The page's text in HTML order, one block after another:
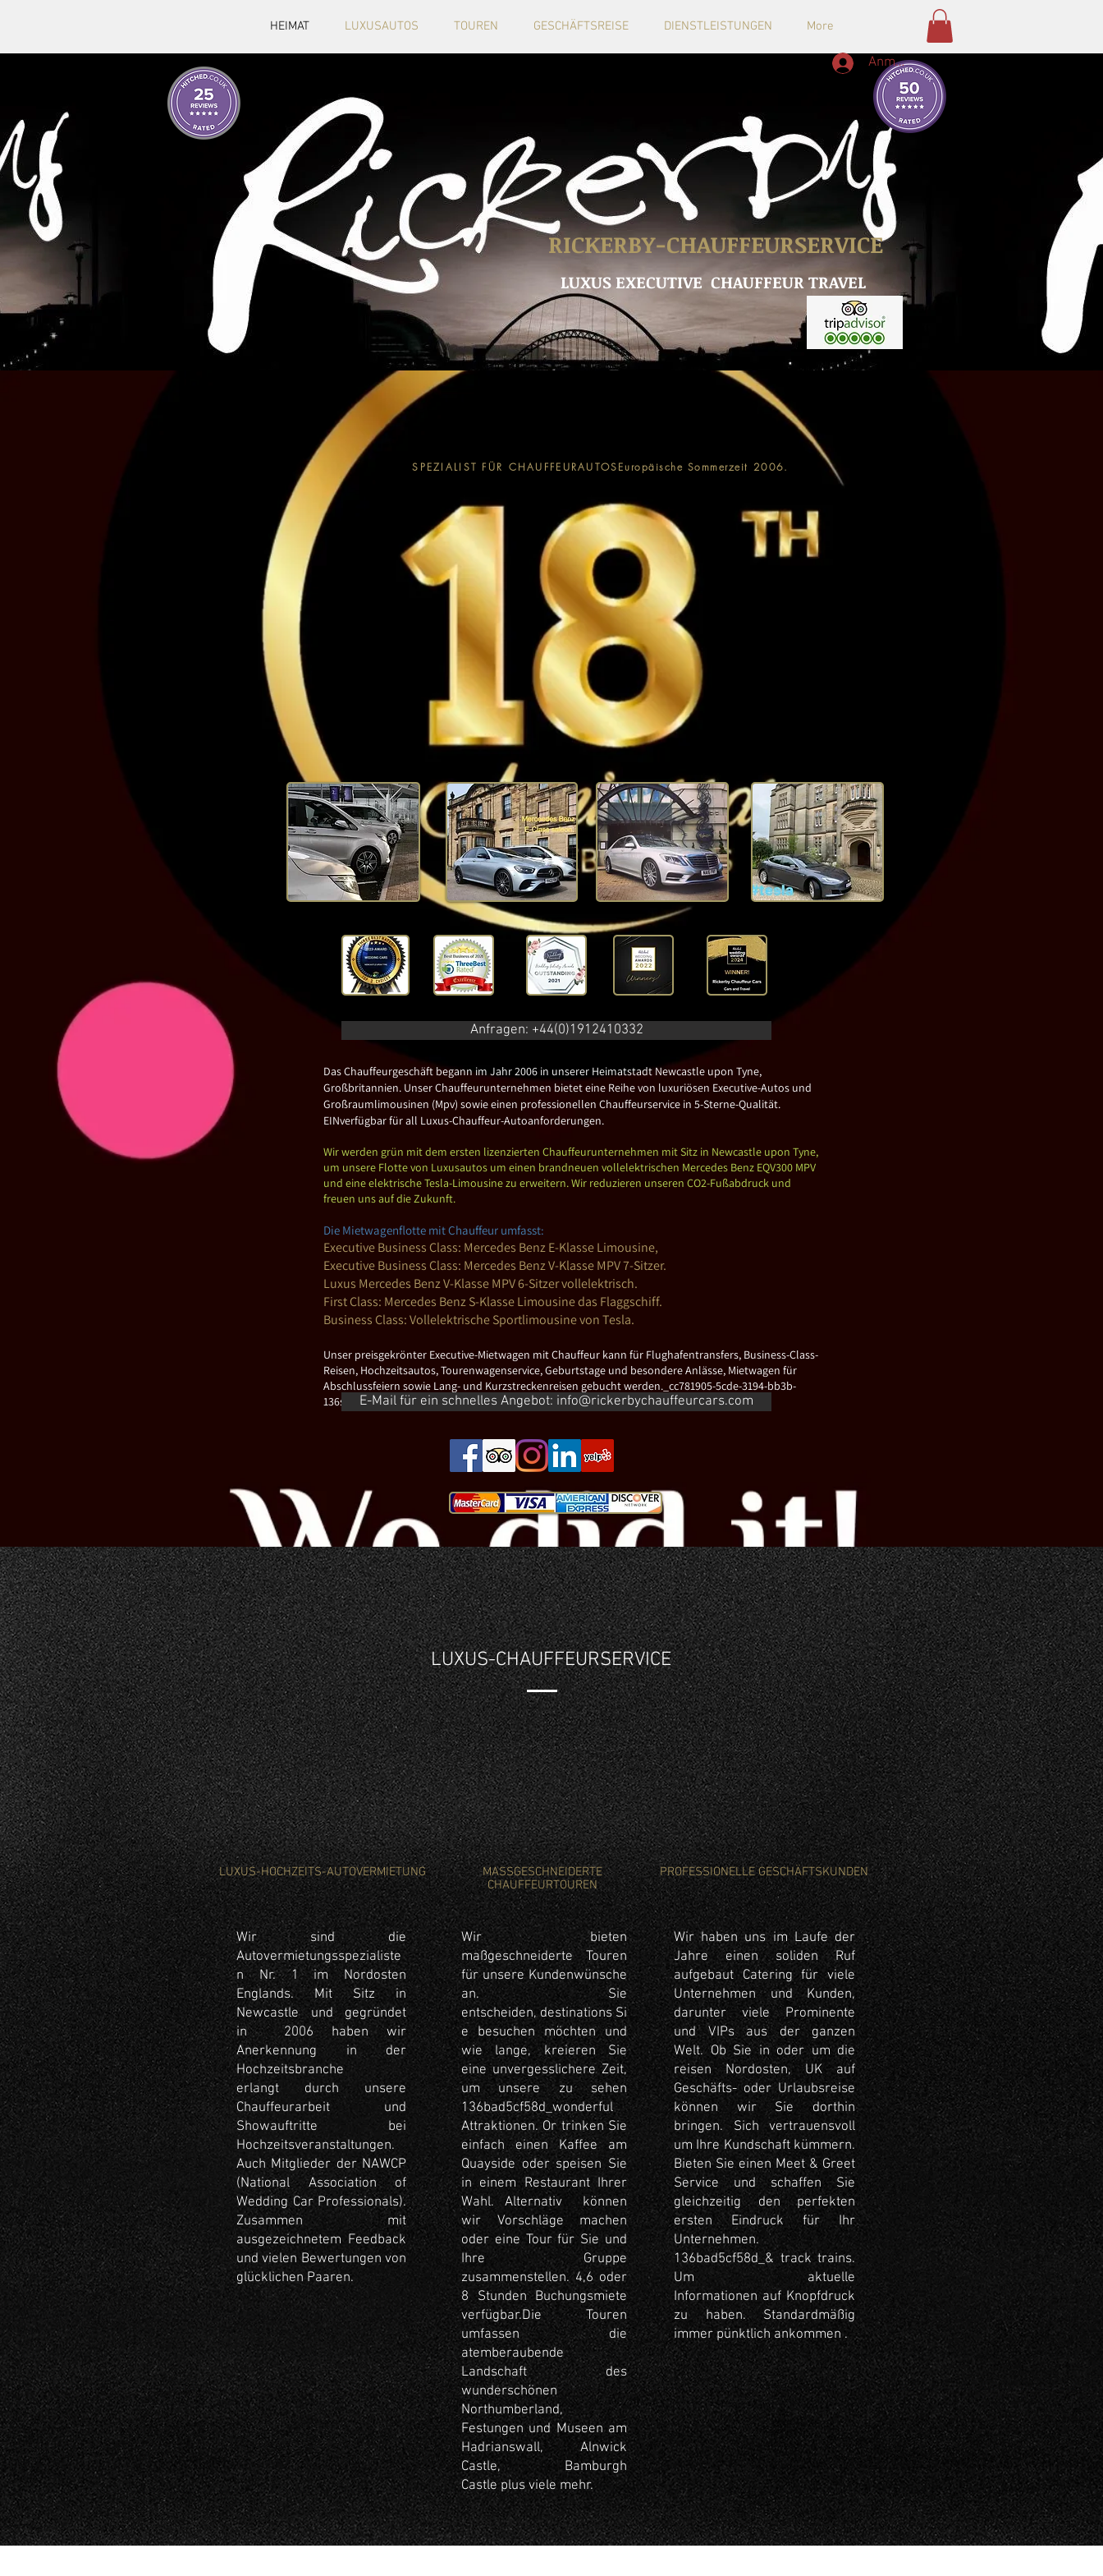
HEIMAT LUXUSAUTOS TOUREN GESCHÄFTSREISE DIENSTLEISTUNGEN More
Anmelden
RICKERBY-CHAUFFEURSERVICE
LUXUS EXECUTIVE CHAUFFEUR TRAVEL
SPEZIALIST FÜR CHAUFFEURAUTOSEuropäische Sommerzeit 2006.
Anfragen: +44(0)1912410332
Das Chauffeurgeschäft begann im Jahr 2006 in unserer Heimatstadt Newcastle upon Tyne,
Großbritannien. Unser Chauffeurunternehmen bietet eine Reihe von luxuriösen Executive-Autos und
Großraumlimousinen (Mpv) sowie einen professionellen Chauffeurservice in 5-Sterne-Qualität.
EINverfügbar fürall Luxus-Chauffeur-Autoanforderungen.
Wir werden grün mit dem ersten lizenzierten Chauffeurunternehmen mit Sitz in Newcastle upon Tyne,
um unsere Flotte von Luxusautos um einen brandneuen vollelektrischen Mercedes Benz EQV300 MPV
und eine elektrische Tesla-Limousine zu erweitern. Wir reduzieren unseren CO2-Fußabdruck und
freuen uns auf die Zukunft.
Die Mietwagenflotte mit Chauffeur umfasst:
Executive Business Class: Mercedes Benz E-Klasse Limousine,
Executive Business Class: Mercedes Benz V-Klasse MPV 7-Sitzer.
Luxus Mercedes Benz V-Klasse MPV 6-Sitzer vollelektrisch.
First Class: Mercedes Benz S-Klasse Limousine das Flaggschiff.
Business Class: Vollelektrische Sportlimousine von Tesla.
Unser preisgekrönter Executive-Mietwagen mit Chauffeur kann für Flughafentransfers, Business-Class-
Reisen, Hochzeitsautos, Tourenwagenservice, Geburtstage und besondere Anlässe, Mietwagen für
Abschlussfeiern sowie Lang- und Kurzstreckenreisen gebucht werden._cc781905-5cde-3194-bb3b-
136schlecht5cf58d_
E-Mail für ein schnelles Angebot: info@rickerbychauffeurcars.com
LUXUS-CHAUFFEURSERVICE
LUXUS-HOCHZEITS-AUTOVERMIETUNG
MASSGESCHNEIDERTE
CHAUFFEURTOUREN
Wir sind die
Autovermietungsspezialiste
n Nr. 1 im Nordosten
Englands. Mit Sitz in
Newcastle und gegründet
in 2006 haben wir
Anerkennung in der
Hochzeitsbranche
erlangt durch unsere
Chauffeurarbeit und
Showauftritte bei
Hochzeitsveranstaltungen.
Auch Mitglieder der NAWCP
(National Association of
Wedding Car Professionals).
Zusammen mit
ausgezeichnetem Feedback
und vielen Bewertungen von
glücklichen Paaren.
Wir bieten
maßgeschneiderte Touren
für unsere Kundenwünsche
an. Sie
entscheiden, destinations Si
e besuchen möchten und
wie lange, kreieren Sie
eine unvergesslichere Zeit,
um unsere zu sehen
136bad5cf58d_wonderful
Attraktionen. Or trinken Sie
einfach einen Kaffee am
Quayside oder speisen Sie
in einem Restaurant Ihrer
Wahl. Alternativ können
wir Vorschläge machen
oder eine Tour für Sie und
Ihre Gruppe
zusammenstellen. 4,6 oder
8 Stunden Buchungsmiete
verfügbar.Die Touren
umfassen die
atemberaubende
Landschaft des
wunderschönen
Northumberland,
Festungen und Museen am
Hadrianswall, Alnwick
Castle, Bamburgh
Castle plus viele mehr.
PROFESSIONELLE GESCHÄFTSKUNDEN
Wir haben uns im Laufe der
Jahre einen soliden Ruf
aufgebaut Catering für viele
Unternehmen und Kunden,
darunter viele Prominente
und VIPs aus der ganzen
Welt. Ob Sie in oder um die
reisen Nordosten, UK auf
Geschäfts- oder Urlaubsreise
können wir Sie dorthin
bringen. Sich vertrauensvoll
um Ihre Kundschaft kümmern.
Bieten Sie einen Meet & Greet
Service und schaffen Sie
gleichzeitig den perfekten
ersten Eindruck für Ihr
Unternehmen.
136bad5cf58d_& track trains.
Um aktuelle
Informationen auf Knopfdruck
zu haben. Standardmäßig
immer pünktlich ankommen .